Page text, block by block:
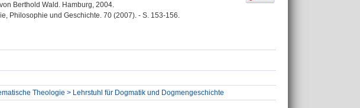
Berthold Wald. Hamburg, 2004.
Philosophie und Geschichte. 70 (2007). - S. 153-156.
Theologie > Lehrstuhl für Dogmatik und Dogmengeschichte